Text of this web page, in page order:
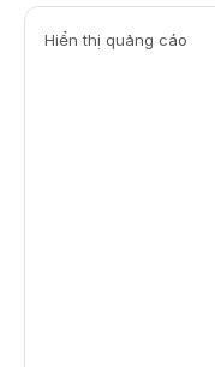
Hiển thị quảng cáo